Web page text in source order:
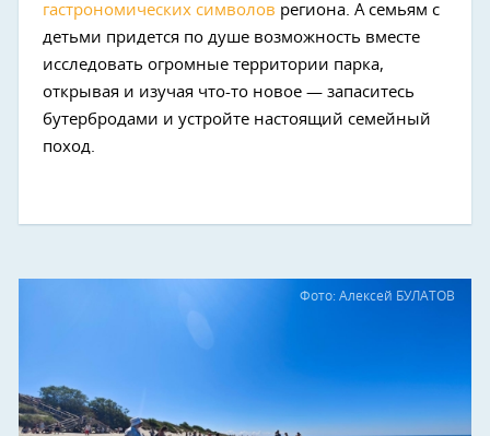
гастрономических символов региона. А семьям с
детьми придется по душе возможность вместе
исследовать огромные территории парка,
открывая и изучая что-то новое — запаситесь
бутербродами и устройте настоящий семейный
поход.
Фото: Алексей БУЛАТОВ